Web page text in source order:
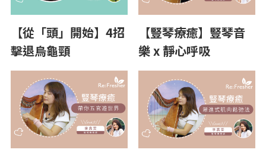
【從「頭」開始】4招
擊退烏龜頸
【豎琴療癒】豎琴音
樂 x 靜心呼吸